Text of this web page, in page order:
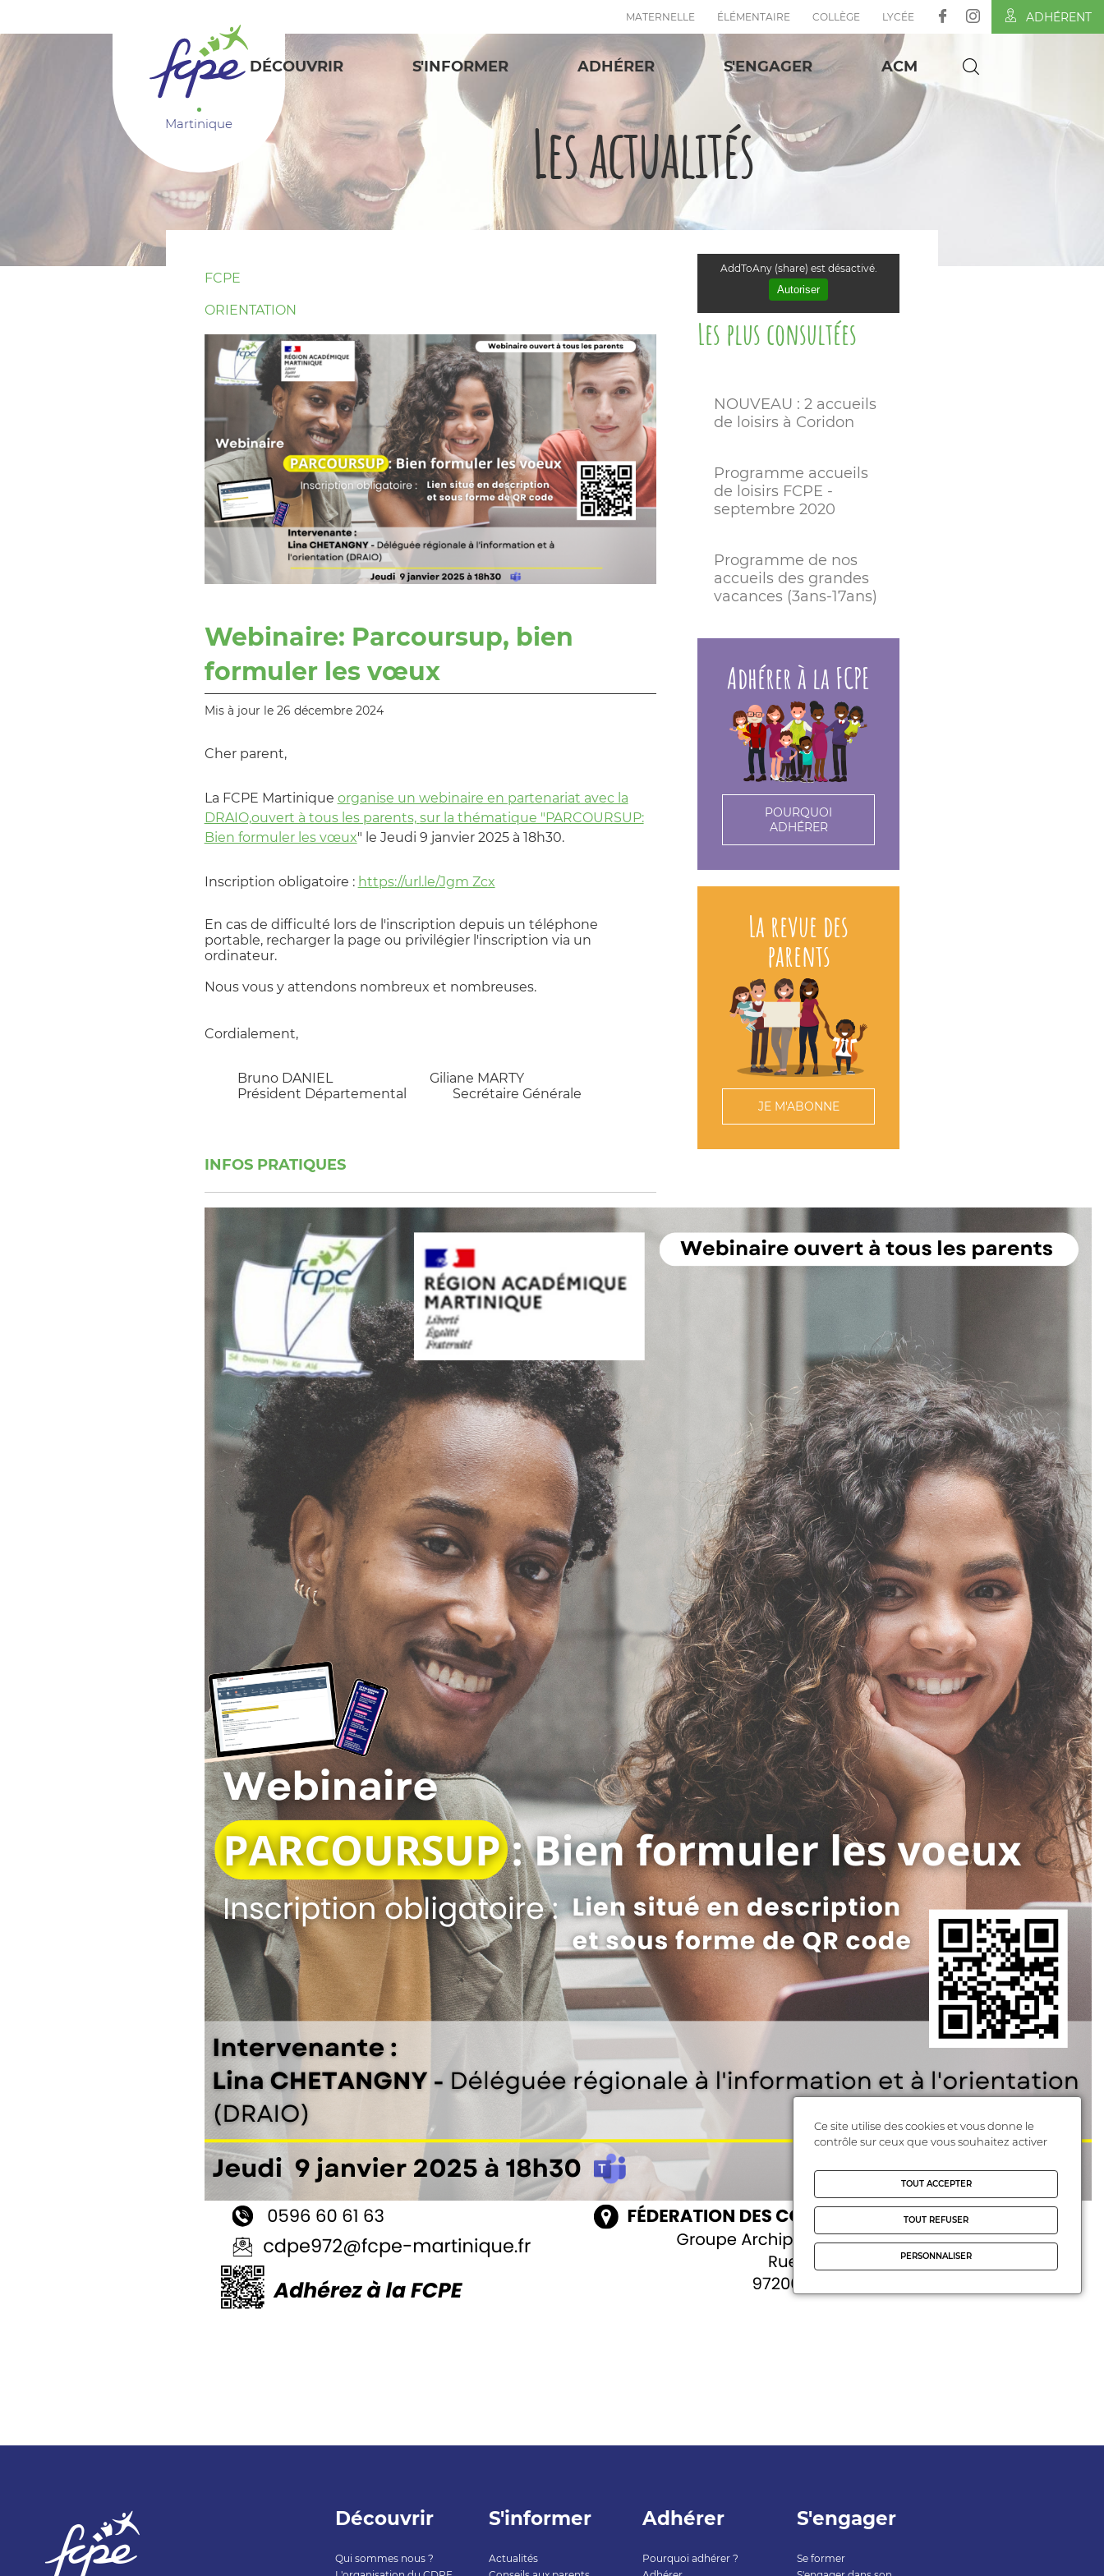
MATERNELLE ÉLÉMENTAIRE COLLÈGE LYCÉE ADHÉRENT
Martinique
DÉCOUVRIR S'INFORMER ADHÉRER S'ENGAGER ACM
Les actualités
FCPE
ORIENTATION
Webinaire: Parcoursup, bien
formuler les vœux
Mis à jour le 26 décembre 2024
Cher parent,
La FCPE Martinique organise un webinaire en partenariat avec la
DRAIO,ouvert à tous les parents, sur la thématique "PARCOURSUP:
Bien formuler les vœux" le Jeudi 9 janvier 2025 à 18h30.
Inscription obligatoire : https://url.le/Jgm Zcx
En cas de difficulté lors de l'inscription depuis un téléphone
portable, recharger la page ou privilégier l'inscription via un
ordinateur.
Nous vous y attendons nombreux et nombreuses.
Cordialement,
Bruno DANIEL Giliane MARTY
Président Départemental Secrétaire Générale
INFOS PRATIQUES
AddToAny (share) est désactivé.
Autoriser
Les plus consultées
NOUVEAU : 2 accueils
de loisirs à Coridon
Programme accueils
de loisirs FCPE -
septembre 2020
Programme de nos
accueils des grandes
vacances (3ans-17ans)
Adhérer à la FCPE
POURQUOI
ADHÉRER
La revue des
parents
JE M'ABONNE
Découvrir
Qui sommes nous ?
S'informer
Actualités
Adhérer
Pourquoi adhérer ?
S'engager
Se former
Ce site utilise des cookies et vous donne le
contrôle sur ceux que vous souhaitez activer
TOUT ACCEPTER
TOUT REFUSER
PERSONNALISER